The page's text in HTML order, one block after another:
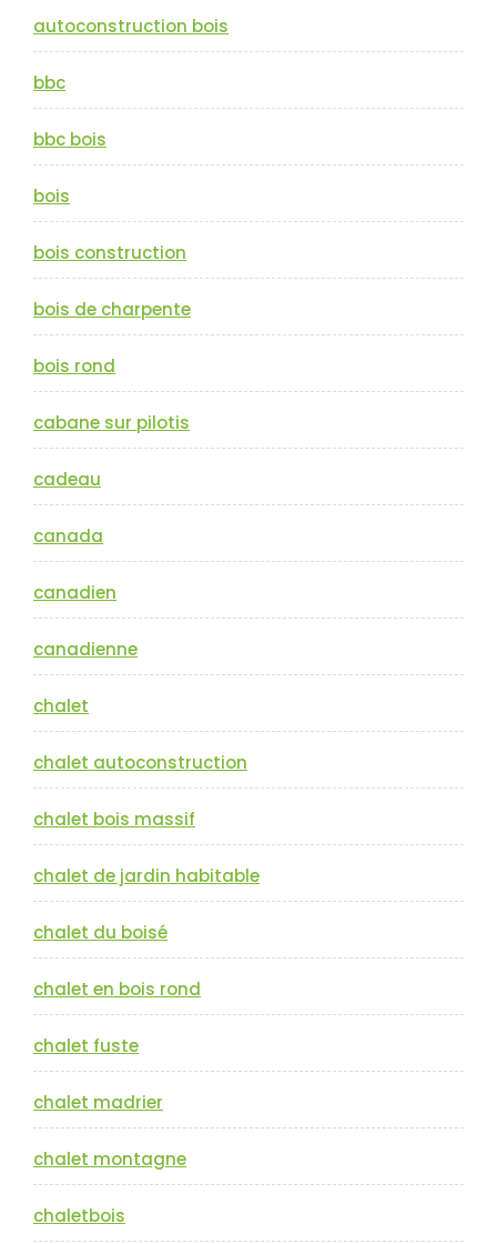
autoconstruction bois
bbc
bbc bois
bois
bois construction
bois de charpente
bois rond
cabane sur pilotis
cadeau
canada
canadien
canadienne
chalet
chalet autoconstruction
chalet bois massif
chalet de jardin habitable
chalet du boisé
chalet en bois rond
chalet fuste
chalet madrier
chalet montagne
chaletbois